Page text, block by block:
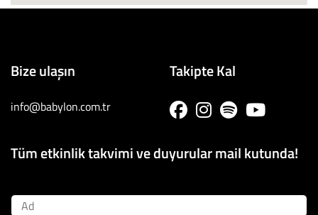
Bize ulaşın
info@babylon.com.tr
Takipte Kal
Tüm etkinlik takvimi ve duyurular mail kutunda!
Ad